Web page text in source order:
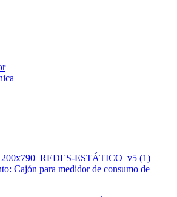
Cajón para medidor de consumo de